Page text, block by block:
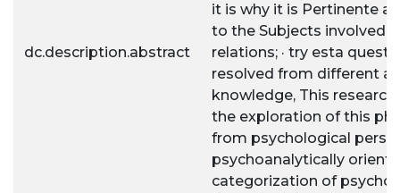
dc.description.abstract
it is why it is Pertinente
to the Subjects involved
relations; · try esta
resolved from different
knowledge, This
the exploration of this
from psychological
psychoanalytically
categorization of